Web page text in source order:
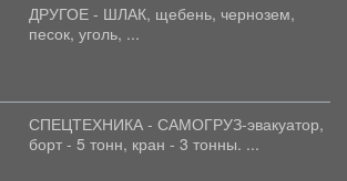
ДРУГОЕ - ШЛАК, щебень, чернозем,
песок, уголь, ...
СПЕЦТЕХНИКА - САМОГРУЗ-эвакуатор,
борт - 5 тонн, кран - 3 тонны. ...